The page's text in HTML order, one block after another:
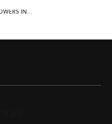
AFFICHE FLOWERS IN THE DARK